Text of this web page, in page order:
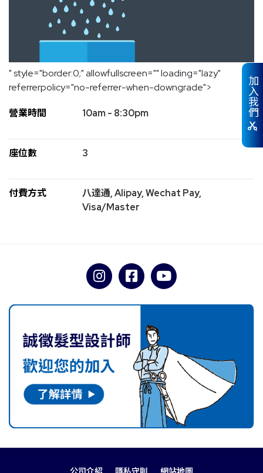
加入我們
" style="border:0;" allowfullscreen="" loading="lazy"
referrerpolicy="no-referrer-when-downgrade">
營業時間 10am - 8:30pm
座位數 3
付費方式
八達通, Alipay, Wechat Pay,
Visa/Master